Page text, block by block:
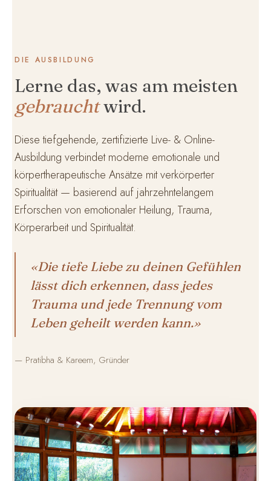
DIE AUSBILDUNG
Lerne das, was am meisten
gebrauchtwird.
Diese tiefgehende, zertifizierte Live- & Online-
Ausbildung verbindet moderne emotionale und
körpertherapeutische Ansätze mit verkörperter
Spiritualität — basierend auf jahrzehntelangem
Erforschen von emotionaler Heilung, Trauma,
Körperarbeit und Spiritualität.
«Die tiefe Liebe zu deinen Gefühlen
lässt dich erkennen, dass jedes
Trauma und jede Trennung vom
Leben geheilt werden kann.»
— Pratibha & Kareem, Gründer